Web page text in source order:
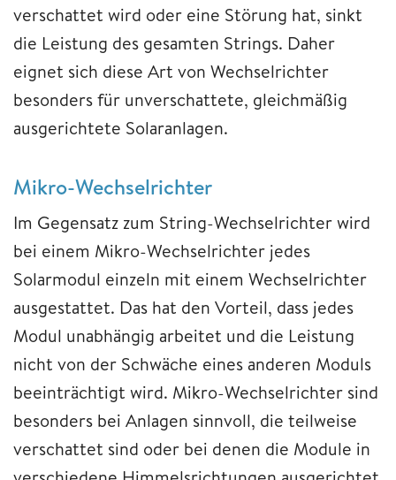
verschattet wird oder eine Störung hat, sinkt
die Leistung des gesamten Strings. Daher
eignet sich diese Art von Wechselrichter
besonders für unverschattete, gleichmäßig
ausgerichtete Solaranlagen.
Mikro-Wechselrichter
Im Gegensatz zum String-Wechselrichter wird
bei einem Mikro-Wechselrichter jedes
Solarmodul einzeln mit einem Wechselrichter
ausgestattet. Das hat den Vorteil, dass jedes
Modul unabhängig arbeitet und die Leistung
nicht von der Schwäche eines anderen Moduls
beeinträchtigt wird. Mikro-Wechselrichter sind
besonders bei Anlagen sinnvoll, die teilweise
verschattet sind oder bei denen die Module in